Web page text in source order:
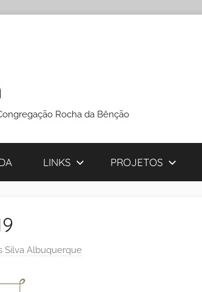
Rocha da Bênção
LINKS PROJETOS
Silva Albuquerque